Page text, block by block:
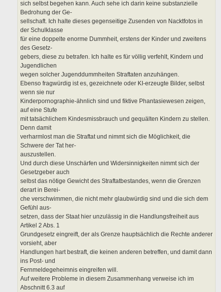
sich selbst begehen kann. Auch sehe ich darin keine substanzielle
Bedrohung der Ge-
sellschaft. Ich halte dieses gegenseitige Zusenden von Nacktfotos in
der Schulklasse
für eine doppelte enorme Dummheit, erstens der Kinder und zweitens
des Gesetz-
gebers, diese zu betrafen. Ich halte es für völlig verfehlt, Kindern und
Jugendlichen
wegen solcher Jugenddummheiten Straftaten anzuhängen.
Ebenso fragwürdig ist es, gezeichnete oder KI-erzeugte Bilder, selbst
wenn sie nur
Kinderpornographie-ähnlich sind und fiktive Phantasiewesen zeigen,
auf eine Stufe
mit tatsächlichem Kindesmissbrauch und gequälten Kindern zu stellen.
Denn damit
verharmlost man die Straftat und nimmt sich die Möglichkeit, die
Schwere der Tat her-
auszustellen.
Und durch diese Unschärfen und Widersinnigkeiten nimmt sich der
Gesetzgeber auch
selbst das nötige Gewicht des Straftatbestandes, wenn die Grenzen
derart in Berei-
che verschwimmen, die nicht mehr glaubwürdig sind und die sich dem
Gefühl aus-
setzen, dass der Staat hier unzulässig in die Handlungsfreiheit aus
Artikel 2 Abs. 1
Grundgesetz eingreift, der als Grenze hauptsächlich die Rechte anderer
vorsieht, aber
Handlungen hart bestraft, die keinen anderen betreffen, und damit dann
ins Post- und
Fernmeldegeheimnis eingreifen will.
Auf weitere Probleme in diesem Zusammenhang verweise ich im
Abschnitt 6.3 auf